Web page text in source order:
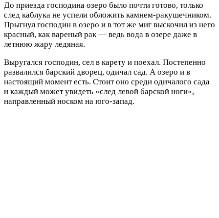
До приезда господина озеро было почти готово, только
след каблука не успели обложить камнем-ракушечником.
Прыгнул господин в озеро и в тот же миг выскочил из него
красный, как вареный рак — ведь вода в озере даже в
летнюю жару ледяная.
Выругался господин, сел в карету и поехал. Постепенно
развалился барский дворец, одичал сад. А озеро и в
настоящий момент есть. Стоит оно среди одичалого сада
и каждый может увидеть «след левой барской ноги»,
направленный носком на юго-запад.